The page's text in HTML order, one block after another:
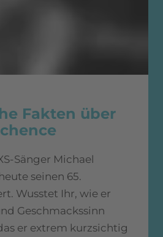
Fakten über
Sänger Michael
seinen 65.
Wusstet Ihr, wie er
Geschmackssinn
er extrem kurzsichtig